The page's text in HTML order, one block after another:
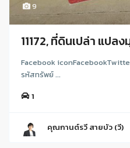
9
11172, ที่ดินเปล่า แปล
Facebook
รหัสทรัพย์ ...
1
คุณกานต์รวี สายบัว (วี)